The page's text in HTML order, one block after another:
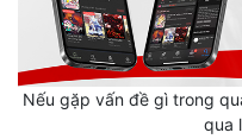
Làm Giàu
Nếu gặp vấn đề gì trong
qua